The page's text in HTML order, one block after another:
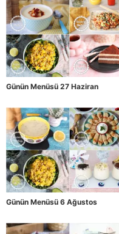
Günün Menüsü 27 Haziran
Günün Menüsü 6 Ağustos